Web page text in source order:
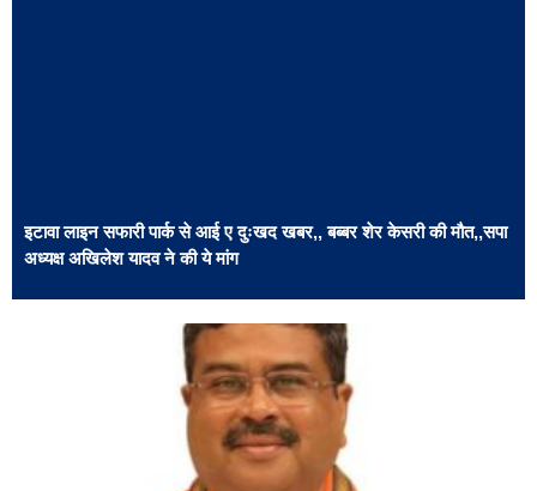
इटावा लाइन सफारी पार्क से आई ए दुःखद खबर,, बब्बर शेर केसरी की मौत,,सपा
अध्यक्ष अखिलेश यादव ने की ये मांग